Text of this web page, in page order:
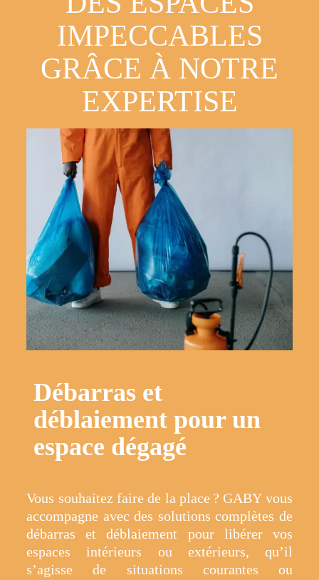
IMPECCABLES
GRÂCE À NOTRE
EXPERTISE
Débarras et
déblaiement pour un
espace dégagé
Vous souhaitez faire de la place ? GABY vous
accompagne avec des solutions complètes de
débarras et déblaiement pour libérer vos
espaces intérieurs ou extérieurs, qu’il
s’agisse de situations courantes ou